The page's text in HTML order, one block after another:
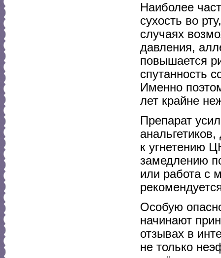
Наиболее
сухость во
случаях
давления,
повышается
спутанность
Именно
лет крайне
Препарат
к угнетению
замедлению
или работа с
Особую
начинают
отзывах в
не только